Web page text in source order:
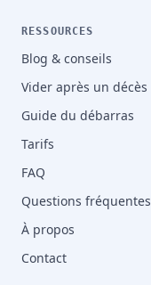
RESSOURCES
Blog & conseils
Vider après un décès
Guide du débarras
Tarifs
FAQ
Questions fréquentes
À propos
Contact